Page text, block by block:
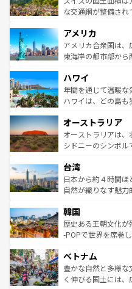
を参照してほしい。
戦など、本場だか
ンツ一覧を参照して
な交通網が整備さ
の建物がそのまま残
博物館もあり、アル
ことができる。国
ば市内交通費無料で観
着のスイス情報はコ
アメリカ
アメリカ合衆国は、
東海岸の都市部か
のような巨大都市は
ンメントが詰まっ
西部には大自然が
部のニューオーリン
文化が魅力。旅行者
しみながら、その
ならではの贅沢な旅のスタイルだ
情報はコンテンツ一
ハワイ
年間を通じて温暖
ハワイは、どの島
ワイ島は見逃せない
島だが、静かな自然
おすすめ。エメラ
れるおもてなしの心
人々、おいしいロ
ク、伝統的なフラ
ワイを、存分に味わってほしい。 な
はコンテンツ一覧を
オーストラリア
オーストラリアは、
シドニーのシンボ
リアリーフや大陸中
ク）、タスマニア
ど、見どころがた
いる。アクティビテ
ビング、ハイキング
い。オーストラリ
参照してほしい。
台湾
日本から約４時間
自然が織りなす魅
ン）、静ひつな山岳
と山間の静けさが
驚きをもたらしてく
容にもいいと評判の
が味わえ
照してほしい。
韓国
歴史ある王朝文化
-POPで世界を席巻
き、地方に足を延ば
できる。そして、
まで、さまざまな
ベトナム
豊かな自然と多様
く伸びる国土には